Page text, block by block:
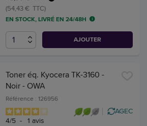
(54,43 € TTC)
EN STOCK, LIVRÉ EN 24/48H
AJOUTER
Toner éq. Kyocera TK-3160 -
Noir - OWA
Référence : 126956
4/5 - 1 avis
AGEC